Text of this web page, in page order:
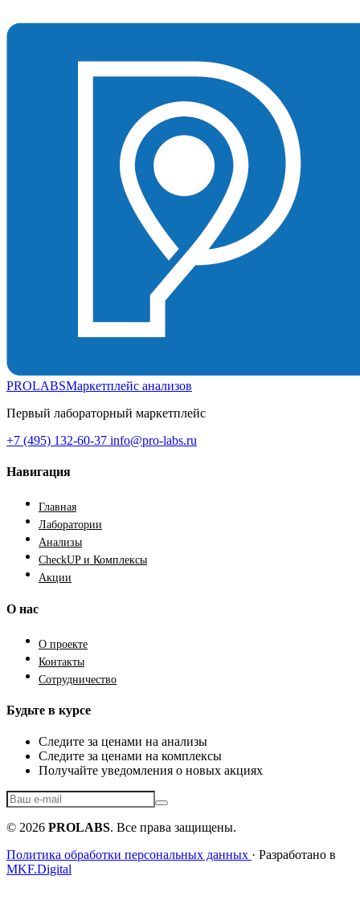
PROLABSМаркетплейс анализов
Первый лабораторный маркетплейс
+7 (495) 132-60-37 info@pro-labs.ru
Навигация
Главная
Лаборатории
Анализы
CheckUP и Комплексы
Акции
О нас
О проекте
Контакты
Сотрудничество
Будьте в курсе
Следите за ценами на анализы
Следите за ценами на комплексы
Получайте уведомления о новых акциях
© 2026 PROLABS. Все права защищены.
Политика обработки персональных данных · Разработано в
MKF.Digital